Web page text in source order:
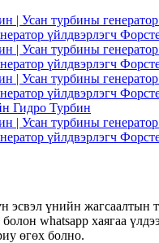
эсвэл үнийн жагсаалтын
whatsapp хаягаа
өгөх болно.